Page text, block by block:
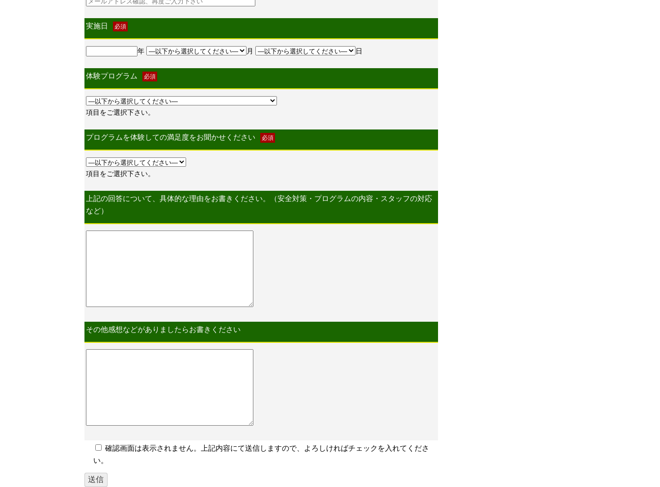
実施日 必須
年 月 日
体験プログラム 必須
項目をご選択下さい。
プログラムを体験しての満足度をお聞かせください 必須
項目をご選択下さい。
上記の回答について、具体的な理由をお書きください。（安全対策・プログラムの内容・スタッフの対応
など）
その他感想などがありましたらお書きください
確認画面は表示されません。上記内容にて送信しますので、よろしければチェックを入れてくださ
い。